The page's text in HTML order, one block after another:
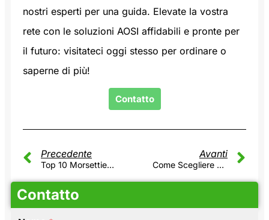
nostri esperti per una guida. Elevate la vostra
rete con le soluzioni AOSI affidabili e pronte per
il futuro: visitateci oggi stesso per ordinare o
saperne di più!
Contatto
Precedente
Top 10 Morsettiera Pluggable Produttori
Avanti
Come Scegliere La Giusta Morsettiera RJ45 Per L'automazione
Contatto